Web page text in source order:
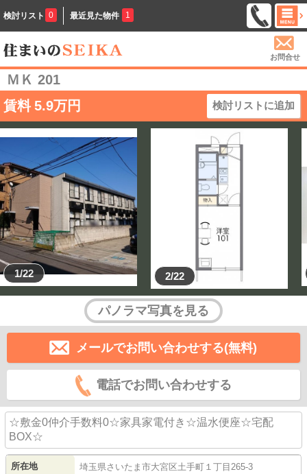
検討リスト 0 最近見た物件 1
お問合せ
ＭＫ 201
賃料 5.9万円 検討リストに追加
1/22 2/22
パノラマ写真を見る
メールでお問い合わせする(無料)
電話でお問い合わせする
☆敷金0仲介手数料0☆家具家電付き☆温水便座☆宅配
BOX☆
所在地 埼玉県さいたま市大宮区土手町 １丁目265-3